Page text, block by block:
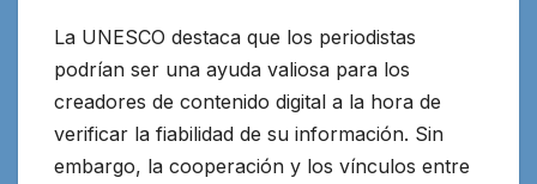
La UNESCO destaca que los periodistas
podrían ser una ayuda valiosa para los
creadores de contenido digital a la hora de
verificar la fiabilidad de su información. Sin
embargo, la cooperación y los vínculos entre